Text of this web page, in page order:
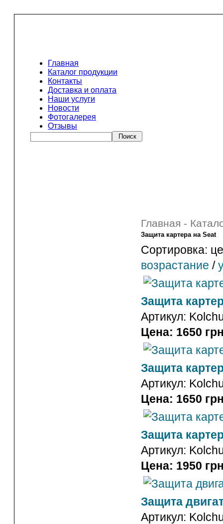
Главная
Каталог продукции
Контакты
Доставка и оплата
Наши услуги
Новости
Фотогалерея
Отзывы
Главная -
Защита картера на Seat
Сортировка:
возрастание /
Защита
Артикул:
Цена: 1650
Защита
Артикул:
Цена: 1650
Защита
Артикул:
Цена: 1950
Защита
Артикул: